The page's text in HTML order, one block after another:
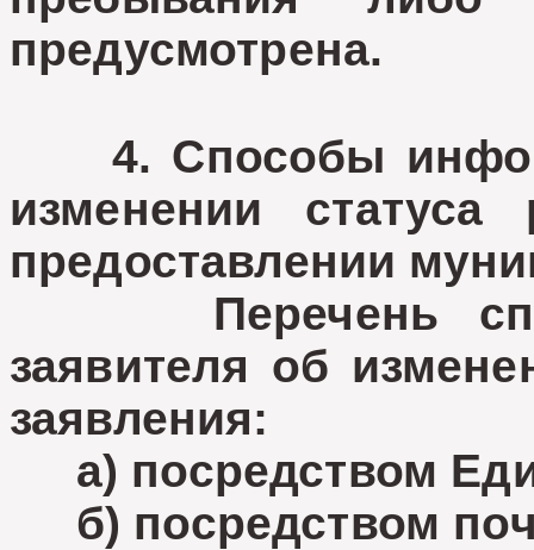
предусмотрена.
4. Способы
изменении статуса
предоставлении
Перечень
заявителя об
заявления:
а) посредством
б) посредством